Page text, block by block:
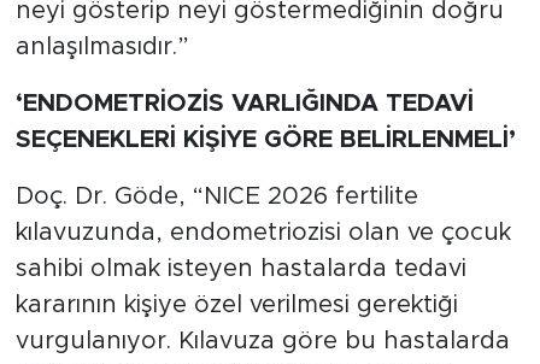
neyi gösterip neyi göstermediğinin doğru
anlaşılmasıdır.”
‘ENDOMETRİOZİS VARLIĞINDA TEDAVİ
SEÇENEKLERİ KİŞİYE GÖRE BELİRLENMELİ’
Doç. Dr. Göde, “NICE 2026 fertilite
kılavuzunda, endometriozisi olan ve çocuk
sahibi olmak isteyen hastalarda tedavi
kararının kişiye özel verilmesi gerektiği
vurgulanıyor. Kılavuza göre bu hastalarda